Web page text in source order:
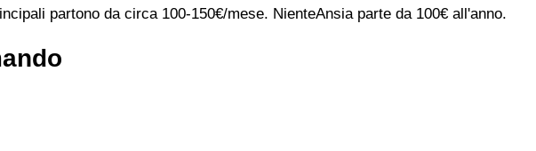
partono da circa 100-150€/mese. NienteAnsia parte da 100€ all'anno.